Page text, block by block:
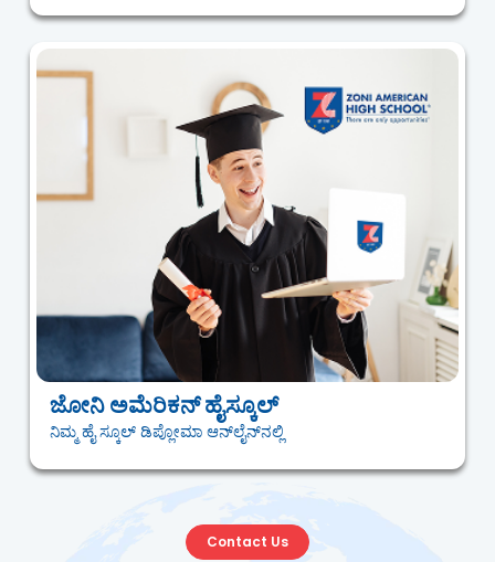
ಜೋನಿ ಅಮೆರಿಕನ್ ಹೈಸ್ಕೂಲ್
ನಿಮ್ಮ ಹೈ ಸ್ಕೂಲ್ ಡಿಪ್ಲೋಮಾ ಆನ್‌ಲೈನ್‌ನಲ್ಲಿ
Contact Us